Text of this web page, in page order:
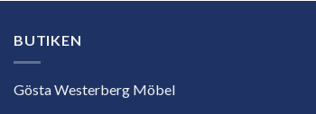
BUTIKEN
Gösta Westerberg Möbel